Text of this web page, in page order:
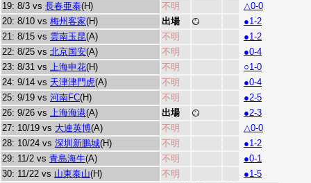
19: 8/3 vs 長春亜泰(H) 不明
△0-0
20: 8/10 vs 梅州客家(H) 出場
●1-2
21: 8/15 vs 雲南玉昆(A) 不明
●1-2
22: 8/25 vs 北京国安(A) 不明
●0-4
23: 8/31 vs 上海申花(H) 不明
○1-0
24: 9/14 vs 天津津門虎(A) 不明
●0-4
25: 9/19 vs 河南FC(H) 不明
●2-5
26: 9/26 vs 上海海港(A) 出場
●2-3
27: 10/19 vs 大連英博(A) 不明
△0-0
28: 10/24 vs 深圳新鵬城(H) 不明
●1-2
29: 11/2 vs 青島海牛(A) 不明
●0-1
30: 11/22 vs 山東泰山(H) 不明 ●1-5